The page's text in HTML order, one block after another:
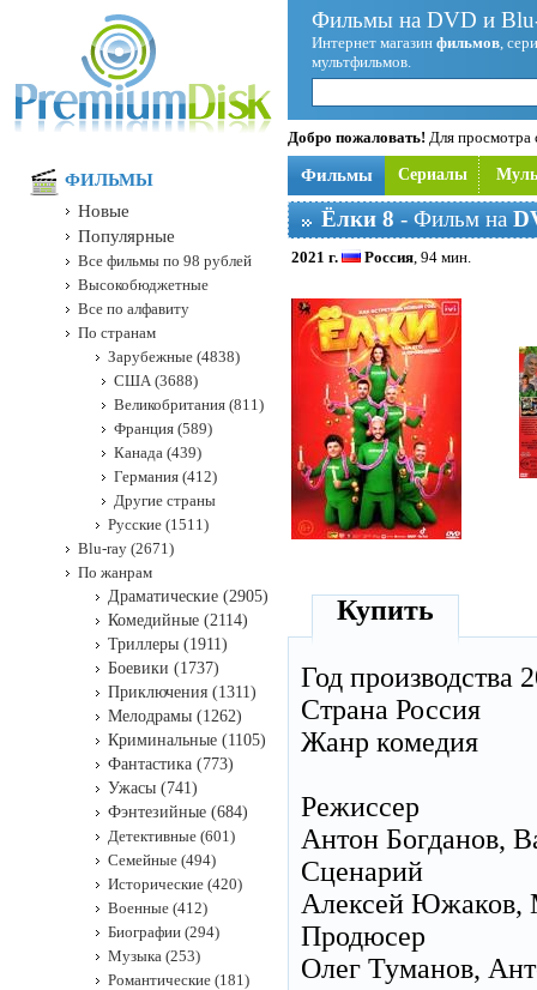
Фильмы на DVD и
Интернет магазин фильмов,
мультфильмов.
Добро пожаловать! Для просмотра
Фильмы Сериалы
Ёлки 8 - Фильм на
2021 г. Россия, 94 мин.
Купить
Год производства
Страна Россия
Жанр комедия
Режиссер
Антон Богданов,
Сценарий
Алексей Южаков,
Продюсер
Олег Туманов,
ФИЛЬМЫ
Новые
Популярные
Все фильмы по 98 рублей
Высокобюджетные
Все по алфавиту
По странам
Зарубежные (4838)
США (3688)
Великобритания (811)
Франция (589)
Канада (439)
Германия (412)
Другие страны
Русские (1511)
Blu-ray (2671)
По жанрам
Драматические (2905)
Комедийные (2114)
Триллеры (1911)
Боевики (1737)
Приключения (1311)
Мелодрамы (1262)
Криминальные (1105)
Фантастика (773)
Ужасы (741)
Фэнтезийные (684)
Детективные (601)
Семейные (494)
Исторические (420)
Военные (412)
Биографии (294)
Музыка (253)
Романтические (181)